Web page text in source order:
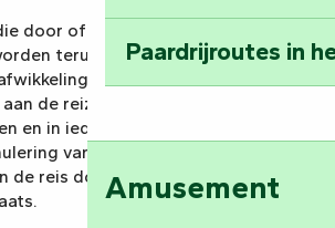
Marais Poitevin
Paardrijroutes in
Amusement
door of namens de reiziger zijn
terugbetaald, verminderd met
Deze
de reiziger zullen zo snel
en in ieder geval niet later dan 14
van het contract. Bij
de reis door de klant vindt geen